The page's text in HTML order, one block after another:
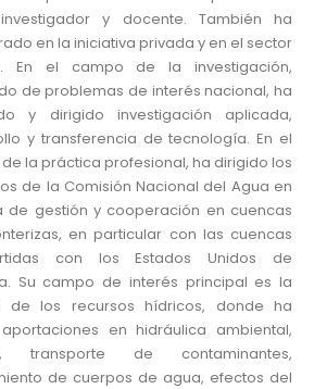
y docente. También ha
en la iniciativa privada y en el sector
En el campo de la investigación,
de problemas de interés nacional, ha
y dirigido investigación aplicada,
y transferencia de tecnología. En el
la práctica profesional, ha dirigido los
de la Comisión Nacional del Agua en
de gestión y cooperación en cuencas
en particular con las cuencas
con los Estados Unidos de
Su campo de interés principal es la
de los recursos hídricos, donde ha
en hidráulica ambiental,
transporte de contaminantes,
de cuerpos de agua, efectos del